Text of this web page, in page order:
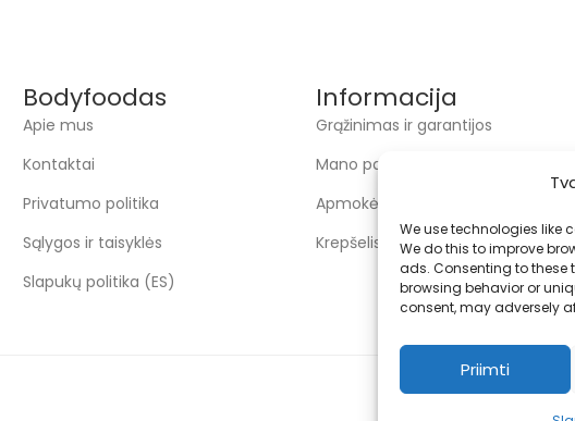
We use technologies like
We do this to improve
ads. Consenting to these
browsing behavior or
consent, may adversely
Priimti
Bodyfoodas
Apie mus
Kontaktai
Privatumo politika
Sąlygos ir taisyklės
Slapukų politika (ES)
Informacija
Grąžinimas ir garantijos
Mano paskyra
Apmokėjimas
Krepšelis